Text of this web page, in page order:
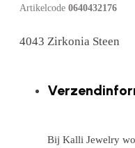
Artikelcode 0640432176
4043 Zirkonia Steen
Bij Kalli Jewelry